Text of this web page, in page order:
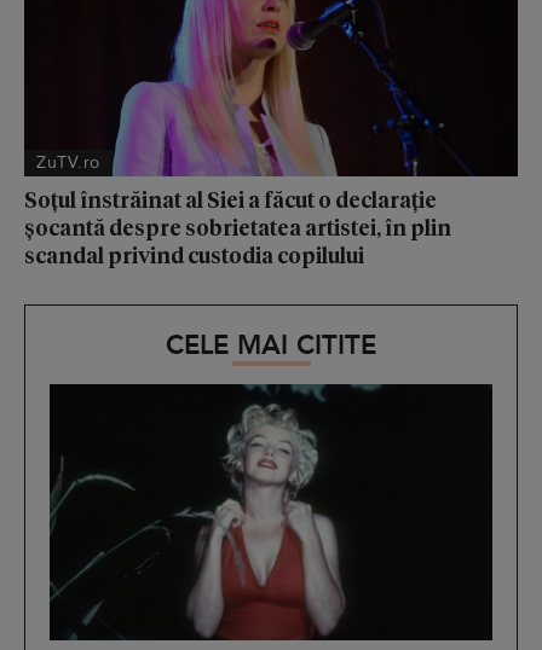
ZuTV.ro
Soțul înstrăinat al Siei a făcut o declarație
șocantă despre sobrietatea artistei, în plin
scandal privind custodia copilului
CELE MAI CITITE